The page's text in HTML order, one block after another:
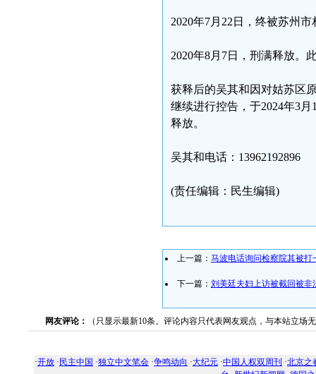
2020年7月22日，终被苏州
2020年8月7日，刑满释放。
获释后的吴其和因对姑苏区
继续进行控告，于2024年3
释放。
吴其和电话：13962192896
(责任编辑：民生编辑)
上一篇： 马波电话询问检察院其被打
下一篇： 刘美廷夫妇上访被截回被非
网友评论： （只显示最新10条。评论内容只代表网友观点，与本站立场
·开放 · 民主中国 ·独立中文笔会 ·争鸣动向 ·大纪元 ·中国人权双周刊 ·北京之